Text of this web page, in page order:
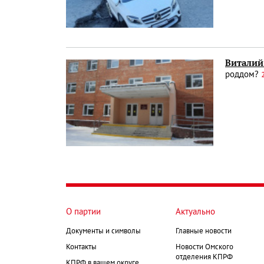
роддом?
О партии
Документы и символы
Контакты
Актуально
Главные новости
Новости Омского
отделения КПРФ